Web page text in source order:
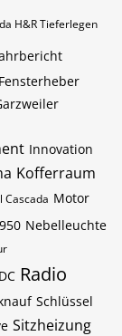
H&R Tieferlegen
Fensterheber
Innovation
Kofferraum
Cascada Motor
Nebelleuchte
Radio
Schlüssel
Sitzheizung